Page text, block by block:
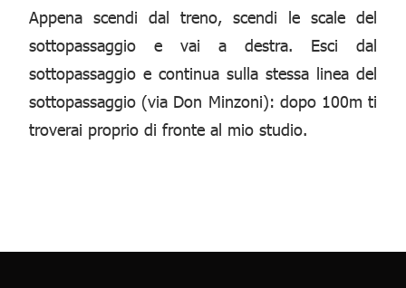
Appena scendi dal treno, scendi le scale del
sottopassaggio e vai a destra. Esci dal
sottopassaggio e continua sulla stessa linea del
sottopassaggio (via Don Minzoni): dopo 100m ti
troverai proprio di fronte al mio studio.